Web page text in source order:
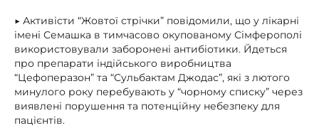
▶ Активісти “Жовтої стрічки” повідомили, що у лікарні
імені Семашка в тимчасово окупованому Сімферополі
використовували заборонені антибіотики. Йдеться
про препарати індійського виробництва
“Цефоперазон” та “Сульбактам Джодас”, які з лютого
минулого року перебувають у “чорному списку” через
виявлені порушення та потенційну небезпеку для
пацієнтів.